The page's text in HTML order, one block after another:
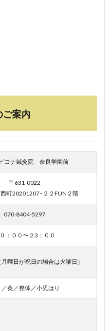
ご案内
コナ鍼灸院 奈良学園前
〒631-0022
町20201207−２２FUN２階
070-8404-5297
：００〜２3：００
曜日が祝日の場合は火曜日）
灸／整体／小児はり